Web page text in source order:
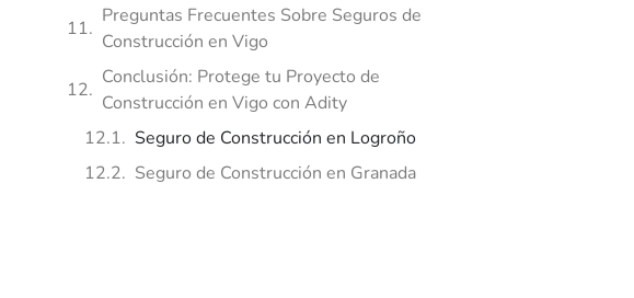
Preguntas Frecuentes Sobre Seguros de
Construcción en Vigo
Conclusión: Protege tu Proyecto de
Construcción en Vigo con Adity
Seguro de Construcción en Logroño
Seguro de Construcción en Granada